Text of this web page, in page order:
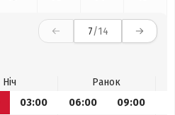
7/14
Ніч
Ранок
03:00 06:00 09:00